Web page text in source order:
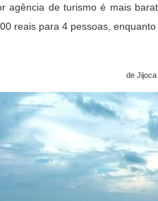
agência de turismo é mais
reais para 4 pessoas,
de